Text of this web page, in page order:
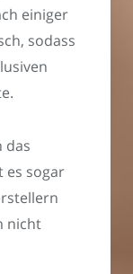
einiger
sodass
das
es sogar
nicht